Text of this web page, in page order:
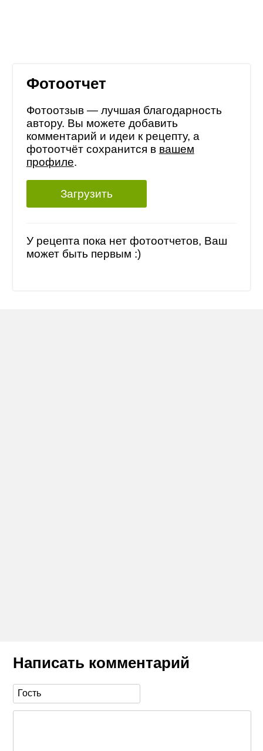
Фотоотчет
Фотоотзыв — лучшая благодарность
автору. Вы можете добавить
комментарий и идеи к рецепту, а
фотоотчёт сохранится в вашем
профиле.
Загрузить
У рецепта пока нет фотоотчетов, Ваш
может быть первым :)
Написать комментарий